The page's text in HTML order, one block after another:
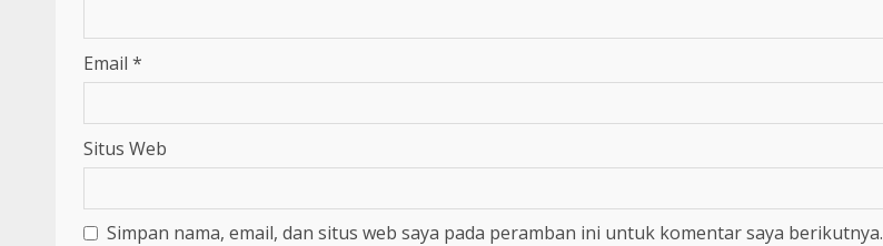
Email *
Situs Web
Simpan nama, email, dan situs web saya pada peramban ini untuk komentar saya berikutnya.